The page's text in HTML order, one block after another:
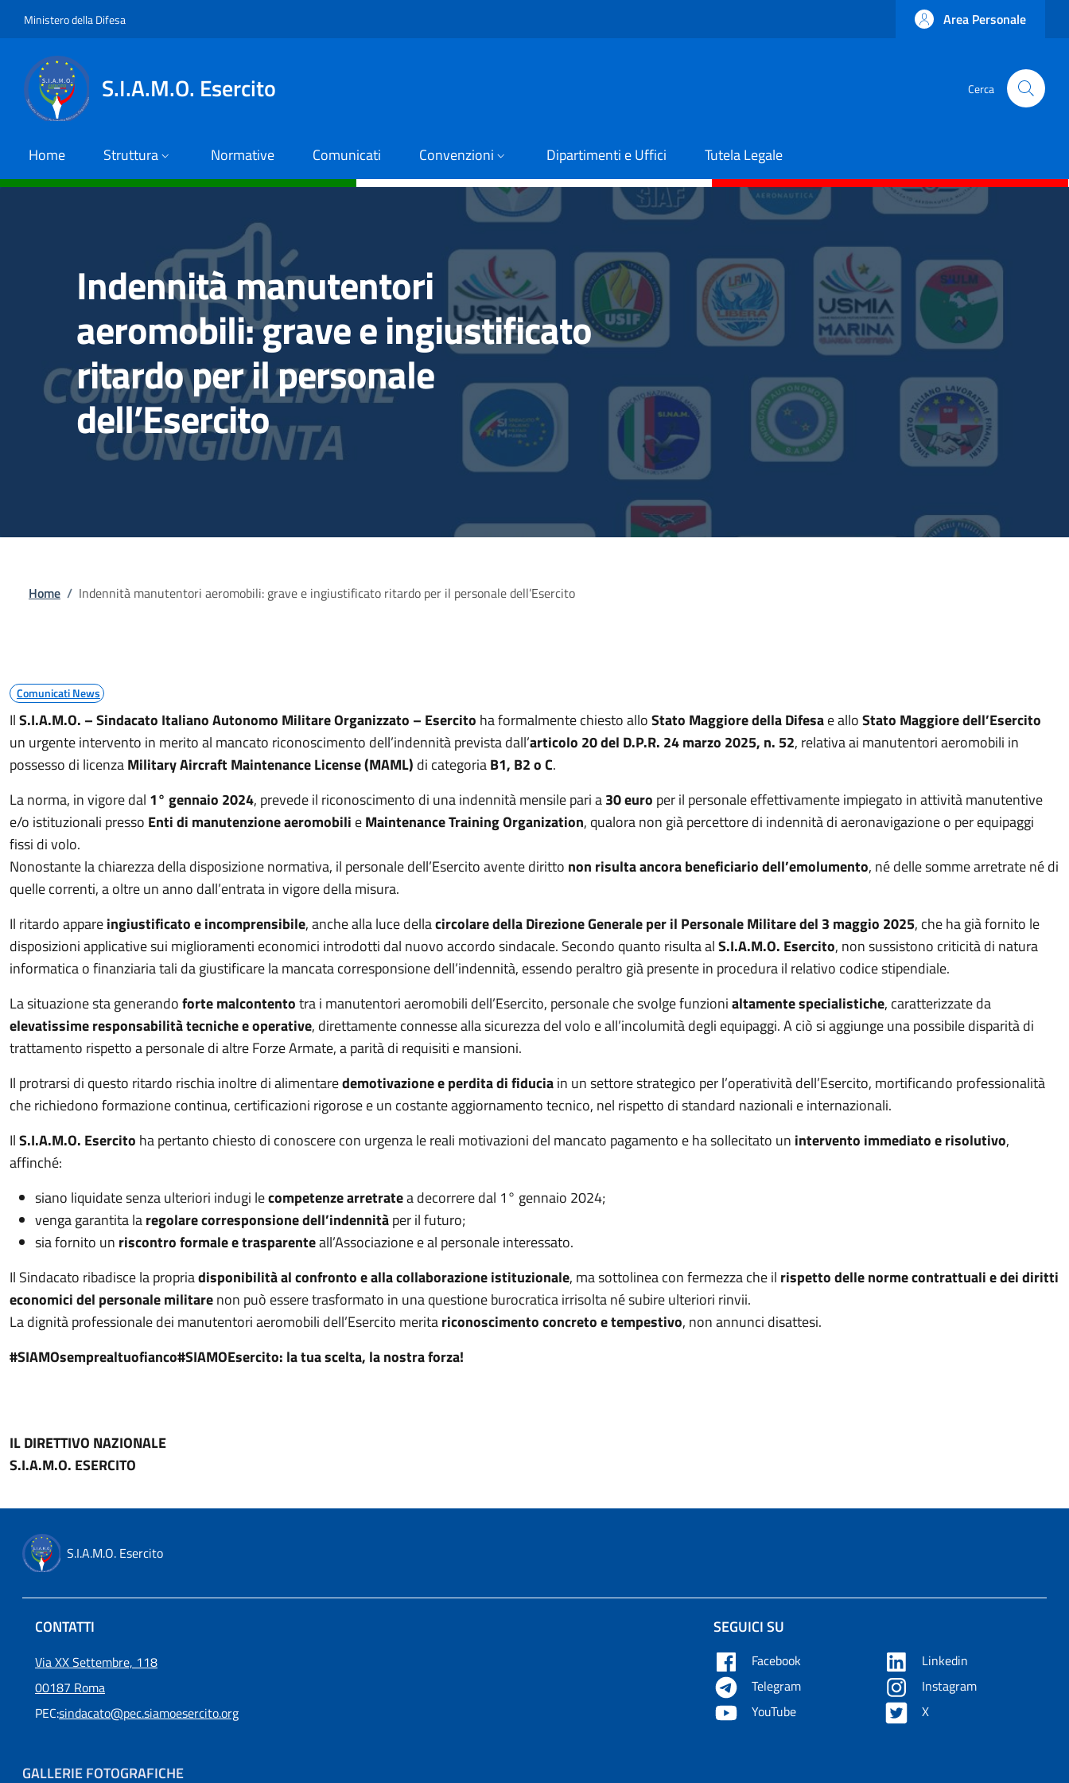
Ministero della Difesa Area Personale
S.I.A.M.O. Esercito Cerca
Home Struttura Normative Comunicati Convenzioni Dipartimenti e Uffici Tutela Legale
Indennità manutentori
aeromobili: grave e ingiustificato
ritardo per il personale
dell’Esercito
Briciole di pane
Home / Indennità manutentori aeromobili: grave e ingiustificato ritardo per il personale dell’Esercito
Comunicati News
IlS.I.A.M.O. – Sindacato Italiano Autonomo Militare Organizzato – Esercito ha formalmente chiesto alloStato Maggiore della Difesae alloStato Maggiore dell’Esercito
un urgente intervento in merito al mancato riconoscimento dell’indennità prevista dall’articolo 20 del D.P.R. 24 marzo 2025, n. 52, relativa ai manutentori aeromobili in
possesso di licenzaMilitary Aircraft Maintenance License (MAML) di categoriaB1, B2 o C.
La norma, in vigore dal 1° gennaio 2024, prevede il riconoscimento di una indennità mensile pari a30 euro per il personale effettivamente impiegato in attività manutentive
e/o istituzionali presso Enti di manutenzione aeromobili eMaintenance Training Organization, qualora non già percettore di indennità di aeronavigazione o per equipaggi
fissi di volo.
Nonostante la chiarezza della disposizione normativa, il personale dell’Esercito avente diritto non risulta ancora beneficiario dell’emolumento, né delle somme arretrate né di
quelle correnti, a oltre un anno dall’entrata in vigore della misura.
Il ritardo appareingiustificato e incomprensibile, anche alla luce dellacircolare della Direzione Generale per il Personale Militare del 3 maggio 2025, che ha già fornito le
disposizioni applicative sui miglioramenti economici introdotti dal nuovo accordo sindacale. Secondo quanto risulta alS.I.A.M.O. Esercito, non sussistono criticità di natura
informatica o finanziaria tali da giustificare la mancata corresponsione dell’indennità, essendo peraltro già presente in procedura il relativo codice stipendiale.
La situazione sta generandoforte malcontentotra i manutentori aeromobili dell’Esercito, personale che svolge funzionialtamente specialistiche, caratterizzate da
elevatissime responsabilità tecniche e operative, direttamente connesse alla sicurezza del volo e all’incolumità degli equipaggi. A ciò si aggiunge una possibile disparità di
trattamento rispetto a personale di altre Forze Armate, a parità di requisiti e mansioni.
Il protrarsi di questo ritardo rischia inoltre di alimentaredemotivazione e perdita di fiduciain un settore strategico per l’operatività dell’Esercito, mortificando professionalità
che richiedono formazione continua, certificazioni rigorose e un costante aggiornamento tecnico, nel rispetto di standard nazionali e internazionali.
IlS.I.A.M.O. Esercito ha pertanto chiesto di conoscere con urgenza le reali motivazioni del mancato pagamento e ha sollecitato un intervento immediato e risolutivo,
affinché:
siano liquidate senza ulteriori indugi lecompetenze arretratea decorrere dal 1° gennaio 2024;
venga garantita laregolare corresponsione dell’indennitàper il futuro;
sia fornito un riscontro formale e trasparenteall’Associazione e al personale interessato.
Il Sindacato ribadisce la propriadisponibilità al confronto e alla collaborazione istituzionale, ma sottolinea con fermezza che il rispetto delle norme contrattuali e dei diritti
economici del personale militarenon può essere trasformato in una questione burocratica irrisolta né subire ulteriori rinvii.
La dignità professionale dei manutentori aeromobili dell’Esercito meritariconoscimento concreto e tempestivo, non annunci disattesi.
#SIAMOsemprealtuofianco#SIAMOEsercito: la tua scelta, la nostra forza!
IL DIRETTIVO NAZIONALE
S.I.A.M.O. ESERCITO
S.I.A.M.O. Esercito
CONTATTI
Via XX Settembre, 118
00187 Roma
PEC:sindacato@pec.siamoesercito.org
SEGUICI SU
Facebook
Telegram
YouTube
Linkedin
Instagram
X
GALLERIE FOTOGRAFICHE